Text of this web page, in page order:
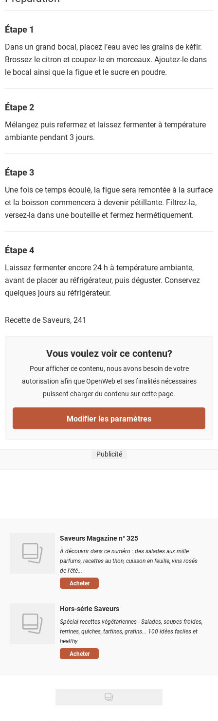
Étape 1
Dans un grand bocal, placez l’eau avec les grains de kéfir.
Brossez le citron et coupez-le en morceaux. Ajoutez-le dans
le bocal ainsi que la figue et le sucre en poudre.
Étape 2
Mélangez puis refermez et laissez fermenter à température
ambiante pendant 3 jours.
Étape 3
Une fois ce temps écoulé, la figue sera remontée à la surface
et la boisson commencera à devenir pétillante. Filtrez-la,
versez-la dans une bouteille et fermez hermétiquement.
Étape 4
Laissez fermenter encore 24 h à température ambiante,
avant de placer au réfrigérateur, puis déguster. Conservez
quelques jours au réfrigérateur.
Recette de Saveurs,241
Vous voulez voir ce contenu?
Pour afficher ce contenu, nous avons besoin de votre
autorisation afin que OpenWeb et ses finalités nécessaires
puissent charger du contenu sur cette page.
Modifier les paramètres
Publicité
Saveurs Magazine n° 325
À découvrir dans ce numéro : des salades aux mille
parfums, recettes au thon, cuisson en feuille, vins rosés
de l'été...
Acheter
Hors-série Saveurs
Spécial recettes végétariennes - Salades, soupes froides,
terrines, quiches, tartines, gratins... 100 idées faciles et
healthy
Acheter